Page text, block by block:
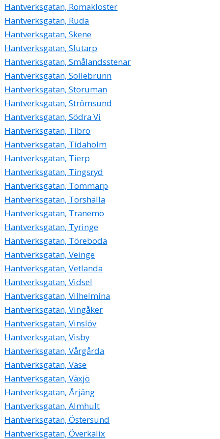
Hantverksgatan, Romakloster
Hantverksgatan, Ruda
Hantverksgatan, Skene
Hantverksgatan, Slutarp
Hantverksgatan, Smålandsstenar
Hantverksgatan, Sollebrunn
Hantverksgatan, Storuman
Hantverksgatan, Strömsund
Hantverksgatan, Södra Vi
Hantverksgatan, Tibro
Hantverksgatan, Tidaholm
Hantverksgatan, Tierp
Hantverksgatan, Tingsryd
Hantverksgatan, Tommarp
Hantverksgatan, Torshälla
Hantverksgatan, Tranemo
Hantverksgatan, Tyringe
Hantverksgatan, Töreboda
Hantverksgatan, Veinge
Hantverksgatan, Vetlanda
Hantverksgatan, Vidsel
Hantverksgatan, Vilhelmina
Hantverksgatan, Vingåker
Hantverksgatan, Vinslöv
Hantverksgatan, Visby
Hantverksgatan, Vårgårda
Hantverksgatan, Väse
Hantverksgatan, Växjö
Hantverksgatan, Årjäng
Hantverksgatan, Älmhult
Hantverksgatan, Östersund
Hantverksgatan, Överkalix